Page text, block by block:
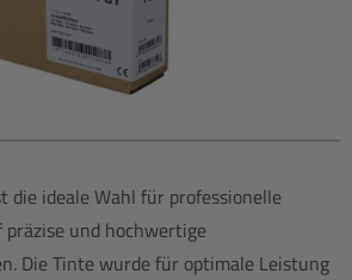
die ideale Wahl für professionelle
und hochwertige
Die Tinte wurde für optimale Leistung